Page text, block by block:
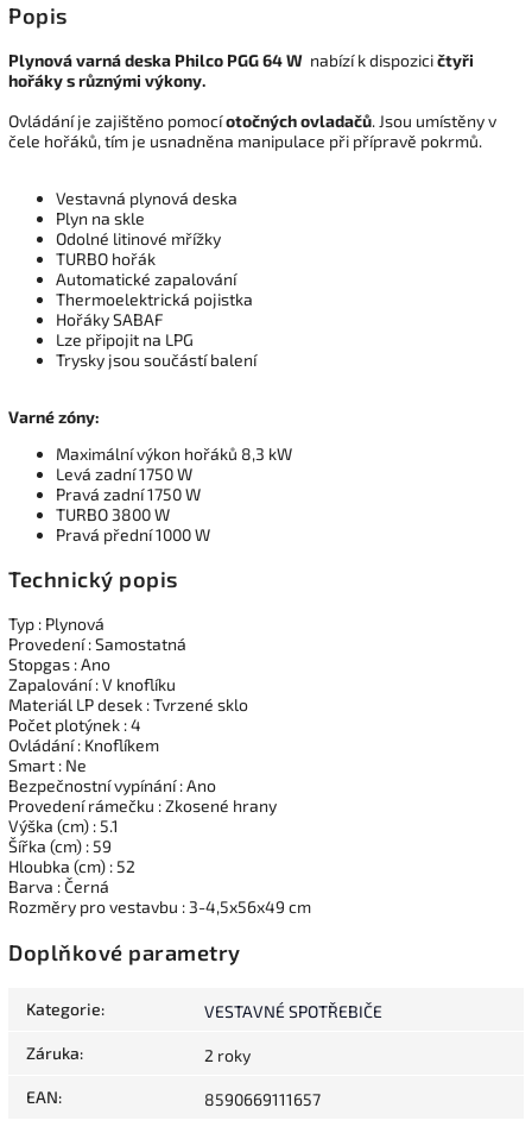
Popis
Plynová varná deska Philco PGG 64 W nabízí k dispozicičtyři
hořáky s různými výkony.
Ovládání je zajištěno pomocíotočných ovladačů. Jsou umístěny v
čele hořáků, tím je usnadněna manipulace při přípravě pokrmů.
Vestavná plynová deska
Plyn na skle
Odolné litinové mřížky
TURBO hořák
Automatické zapalování
Thermoelektrická pojistka
Hořáky SABAF
Lze připojit na LPG
Trysky jsou součástí balení
Varné zóny:
Maximální výkon hořáků 8,3 kW
Levá zadní 1750 W
Pravá zadní 1750 W
TURBO 3800 W
Pravá přední 1000 W
Technický popis
Typ : Plynová
Provedení : Samostatná
Stopgas : Ano
Zapalování : V knoflíku
Materiál LP desek : Tvrzené sklo
Počet plotýnek : 4
Ovládání : Knoflíkem
Smart : Ne
Bezpečnostní vypínání : Ano
Provedení rámečku : Zkosené hrany
Výška (cm) : 5.1
Šířka (cm) : 59
Hloubka (cm) : 52
Barva : Černá
Rozměry pro vestavbu : 3-4,5x56x49 cm
Doplňkové parametry
Kategorie: VESTAVNÉ SPOTŘEBIČE
Záruka: 2 roky
EAN: 8590669111657